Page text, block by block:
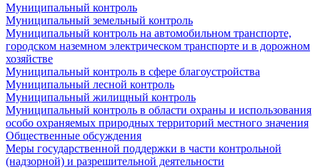
Муниципальный контроль
Муниципальный земельный контроль
Муниципальный контроль на автомобильном транспорте,
городском наземном электрическом транспорте и в дорожном
хозяйстве
Муниципальный контроль в сфере благоустройства
Муниципальный лесной контроль
Муниципальный жилищный контроль
Муниципальный контроль в области охраны и использования
особо охраняемых природных территорий местного значения
Общественные обсуждения
Меры государственной поддержки в части контрольной
(надзорной) и разрешительной деятельности